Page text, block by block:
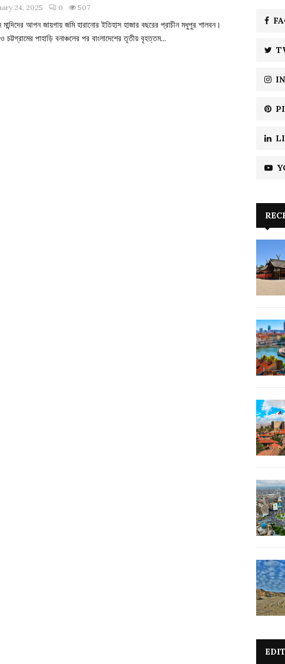
24, 2025 0 507
আপন জায়গায় জমি হারানোর ইতিহাস হাজার বছরের প্রাচীন মধুপুর শালবন।
পাহাড়ি বনাঞ্চলের পর বাংলাদেশের তৃতীয় বৃহত্তম...